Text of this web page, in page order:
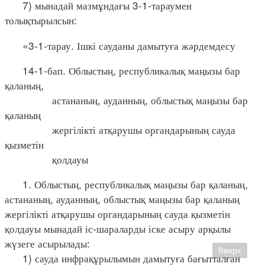
7) мынадай мазмұндағы 3-1-тараумен
толықтырылсын:
«3-1-тарау. Ішкі сауданы дамытуға жәрдемдесу
14-1-бап. Облыстың, республикалық маңызы бар
қаланың,
астананың, ауданның, облыстық маңызы бар
қаланың
жергілікті атқарушы органдарының сауда
қызметін
қолдауы
1. Облыстың, республикалық маңызы бар қаланың,
астананың, ауданның, облыстық маңызы бар қаланың
жергілікті атқарушы органдарының сауда қызметін
қолдауы мынадай іс-шараларды іске асыру арқылы
жүзеге асырылады:
1) сауда инфрақұрылымын дамытуға бағытталған
Вверх